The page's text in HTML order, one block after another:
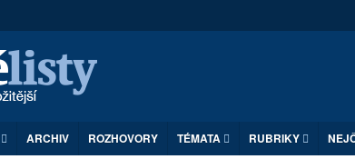
ARCHIV ROZHOVORY TÉMATA RUBRIKY